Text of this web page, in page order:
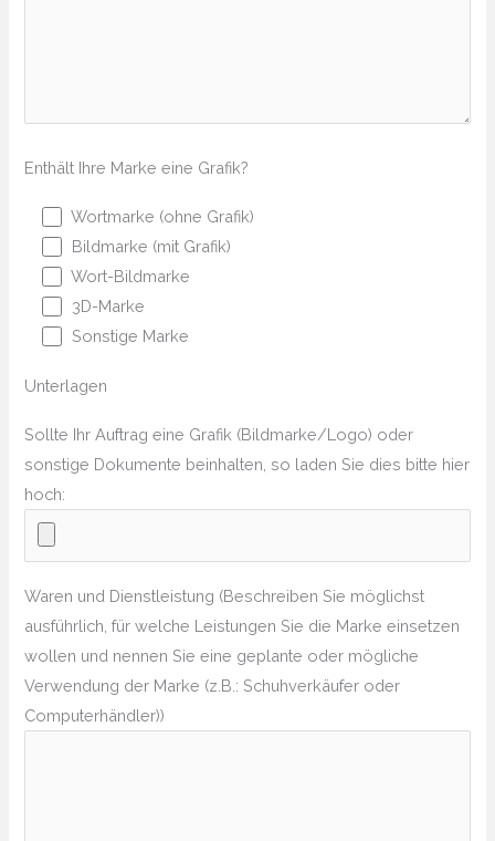
Enthält Ihre Marke eine Grafik?
Wortmarke (ohne Grafik)
Bildmarke (mit Grafik)
Wort-Bildmarke
3D-Marke
Sonstige Marke
Unterlagen
Sollte Ihr Auftrag eine Grafik (Bildmarke/Logo) oder
sonstige Dokumente beinhalten, so laden Sie dies bitte hier
hoch:
Waren und Dienstleistung (Beschreiben Sie möglichst
ausführlich, für welche Leistungen Sie die Marke einsetzen
wollen und nennen Sie eine geplante oder mögliche
Verwendung der Marke (z.B.: Schuhverkäufer oder
Computerhändler))